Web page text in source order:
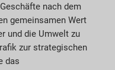
nach dem
gemeinsamen Wert
und die Umwelt zu
zur strategischen
das